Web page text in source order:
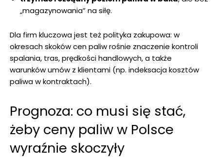
„magazynowania” na siłę.
Dla firm kluczowa jest też polityka zakupowa: w
okresach skoków cen paliw rośnie znaczenie kontroli
spalania, tras, prędkości handlowych, a także
warunków umów z klientami (np. indeksacja kosztów
paliwa w kontraktach).
Prognoza: co musi się stać,
żeby ceny paliw w Polsce
wyraźnie skoczyły